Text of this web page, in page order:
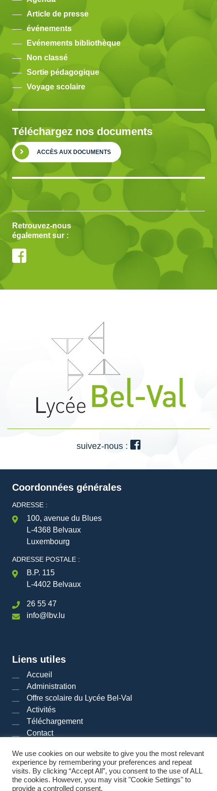
Article de presse
événements
Evénements bibliothèque
Non classé
Sortie pédagogique
Voyage scolaire
Téléchargez nos documents
ACCÈS AUX DOCUMENTS
Retrouvez-nous
également sur :
suivez-nous :
Coordonnées générales
ADRESSE :
100, avenue du Blues
L-4368 Belvaux
Luxembourg
ADRESSE POSTALE :
B.P. 115
L-4402 Belvaux
26 55 47
info@lbv.lu
Liens utiles
Accueil
Administration
Offre scolaire du Lycée Bel-Val
Activités
Téléchargement
Contact
2026 © LYCéE BEL-VAL | Tous droits réservés |Mentions légales| Plan du site
Powered by
We use cookies on our website to give you the most relevant
experience by remembering your preferences and repeat
visits. By clicking “Accept All”, you consent to the use of ALL
the cookies. However, you may visit "Cookie Settings" to
provide a controlled consent.